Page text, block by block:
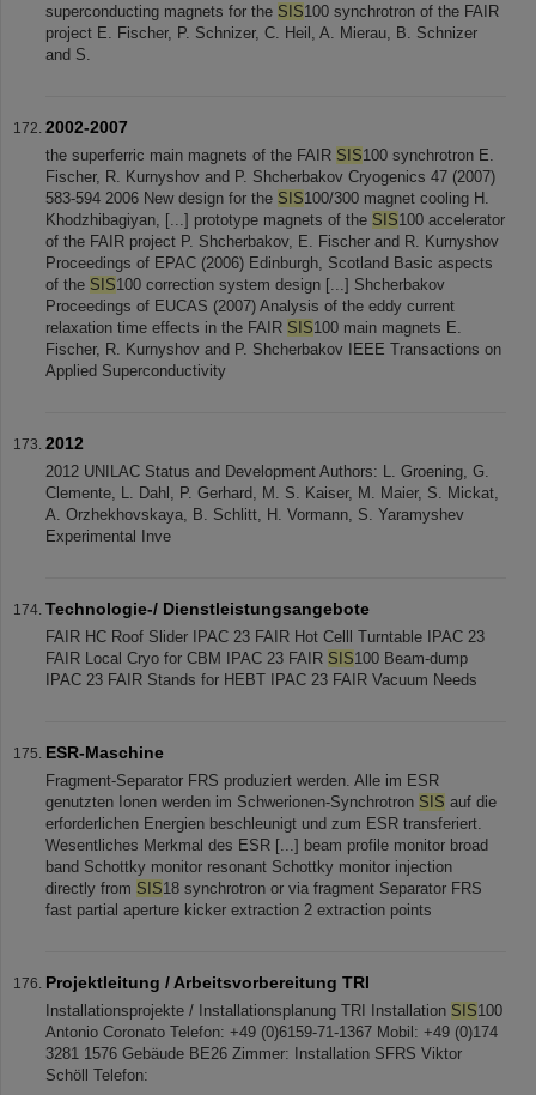
superconducting magnets for the SIS100 synchrotron of the FAIR
project E. Fischer, P. Schnizer, C. Heil, A. Mierau, B. Schnizer
and S.
2002-2007
the superferric main magnets of the FAIR SIS100 synchrotron E.
Fischer, R. Kurnyshov and P. Shcherbakov Cryogenics 47 (2007)
583-594 2006 New design for the SIS100/300 magnet cooling H.
Khodzhibagiyan, [...] prototype magnets of the SIS100 accelerator
of the FAIR project P. Shcherbakov, E. Fischer and R. Kurnyshov
Proceedings of EPAC (2006) Edinburgh, Scotland Basic aspects
of the SIS100 correction system design [...] Shcherbakov
Proceedings of EUCAS (2007) Analysis of the eddy current
relaxation time effects in the FAIR SIS100 main magnets E.
Fischer, R. Kurnyshov and P. Shcherbakov IEEE Transactions on
Applied Superconductivity
2012
2012 UNILAC Status and Development Authors: L. Groening, G.
Clemente, L. Dahl, P. Gerhard, M. S. Kaiser, M. Maier, S. Mickat,
A. Orzhekhovskaya, B. Schlitt, H. Vormann, S. Yaramyshev
Experimental Inve
Technologie-/ Dienstleistungsangebote
FAIR HC Roof Slider IPAC 23 FAIR Hot Celll Turntable IPAC 23
FAIR Local Cryo for CBM IPAC 23 FAIR SIS100 Beam-dump
IPAC 23 FAIR Stands for HEBT IPAC 23 FAIR Vacuum Needs
ESR-Maschine
Fragment-Separator FRS produziert werden. Alle im ESR
genutzten Ionen werden im Schwerionen-Synchrotron SIS auf die
erforderlichen Energien beschleunigt und zum ESR transferiert.
Wesentliches Merkmal des ESR [...] beam profile monitor broad
band Schottky monitor resonant Schottky monitor injection
directly from SIS18 synchrotron or via fragment Separator FRS
fast partial aperture kicker extraction 2 extraction points
Projektleitung / Arbeitsvorbereitung TRI
Installationsprojekte / Installationsplanung TRI Installation SIS100
Antonio Coronato Telefon: +49 (0)6159-71-1367 Mobil: +49 (0)174
3281 1576 Gebäude BE26 Zimmer: Installation SFRS Viktor
Schöll Telefon: